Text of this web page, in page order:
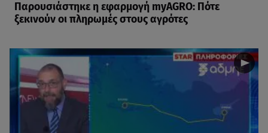
Παρουσιάστηκε η εφαρμογή myAGRO: Πότε
ξεκινούν οι πληρωμές στους αγρότες